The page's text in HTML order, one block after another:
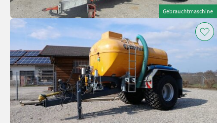
Gebrauchtmaschine